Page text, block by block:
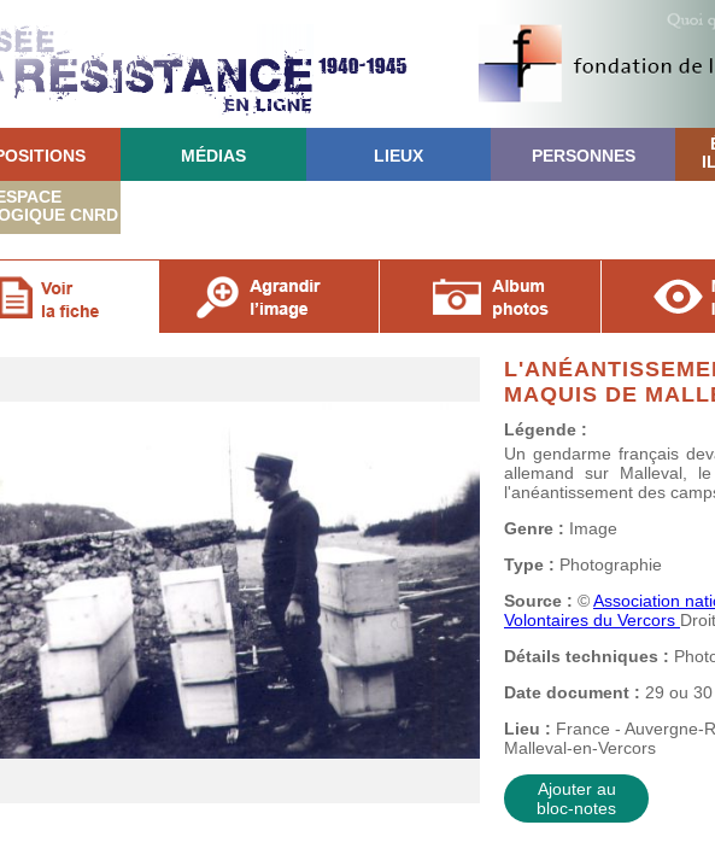
MÉDIAS LIEUX PERSONNES
CNRD
MAQUIS DE
Légende :
Un gendarme français
allemand sur Malleval,
l'anéantissement des
Genre : Image
Type : Photographie
Source : ©Association
Volontaires du Vercors
Détails techniques :
Date document : 29 ou
Lieu : France - Auvergne-
Malleval-en-Vercors
Ajouter au
bloc-notes